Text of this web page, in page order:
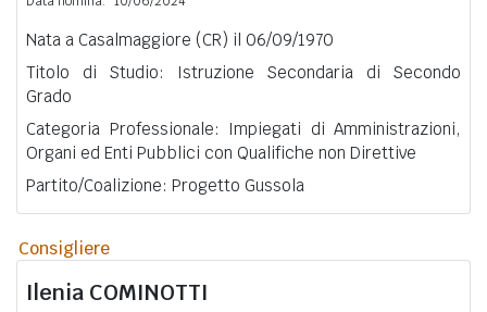
Nata a Casalmaggiore (CR) il 06/09/1970
Titolo di Studio: Istruzione Secondaria di Secondo
Grado
Categoria Professionale: Impiegati di Amministrazioni,
Organi ed Enti Pubblici con Qualifiche non Direttive
Partito/Coalizione: Progetto Gussola
Consigliere
Ilenia COMINOTTI